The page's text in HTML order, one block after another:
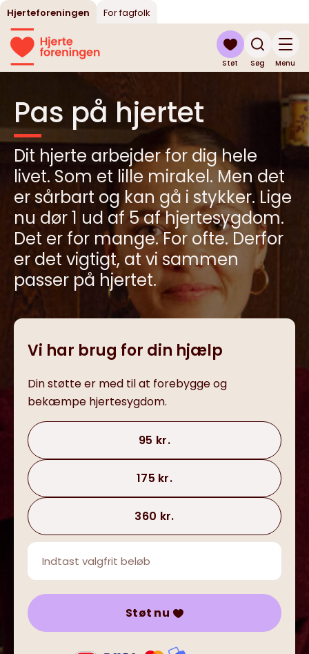
Hjerteforeningen For fagfolk
Søg
Støt Menu
Pas på hjertet
Dit hjerte arbejder for dig hele
livet. Som et lille mirakel. Men det
er sårbart og kan gå i stykker. Lige
nu dør 1 ud af 5 af hjertesygdom.
Det er for mange. For ofte. Derfor
er det vigtigt, at vi sammen
passer på hjertet.
Vi har brug for din hjælp
Din støtte er med til at forebygge og
bekæmpe hjertesygdom.
95 kr.
175 kr.
360 kr.
Støt nu